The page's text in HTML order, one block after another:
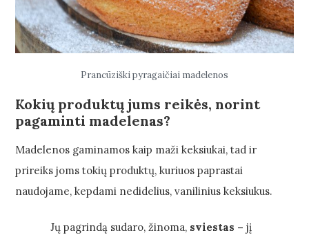
Prancūziški pyragaičiai madelenos
Kokių produktų jums reikės, norint
pagaminti madelenas?
Madelenos gaminamos kaip maži keksiukai, tad ir
prireiks joms tokių produktų, kuriuos paprastai
naudojame, kepdami nedidelius, vanilinius keksiukus.
Jų pagrindą sudaro, žinoma, sviestas – jį